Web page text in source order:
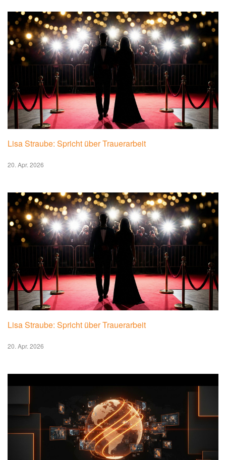
verfasst täglich aktuelle Nachrichten und
Hintergrundberichte zu relevanten Themen.(Lesen Sie
auch:Lisa Straube: Spricht über Trauerarbeit)
📰 Redaktion ✓ Geprüfter Inhalt
📚 Das könnte Sie auch interessieren
Katy Perry vor Anklage?: Wohl keine Chance auf
Verjährung
20. Apr. 2026
Lisa Straube: Spricht über Trauerarbeit